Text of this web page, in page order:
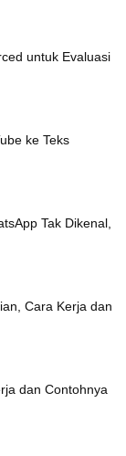
untuk Evaluasi
ke Teks
Tak Dikenal,
Cara Kerja dan
dan Contohnya